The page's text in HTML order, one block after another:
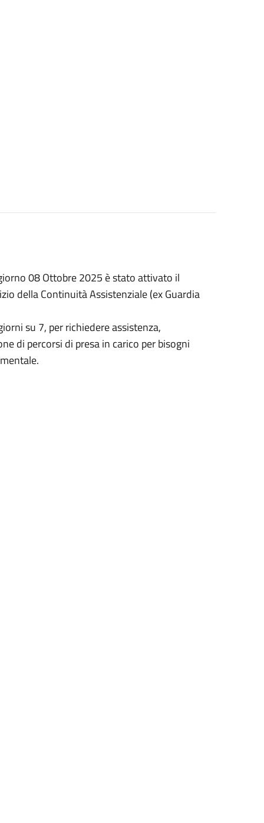
08 Ottobre 2025 è stato attivato il
della Continuità Assistenziale (ex Guardia
su 7, per richiedere assistenza,
di percorsi di presa in carico per bisogni